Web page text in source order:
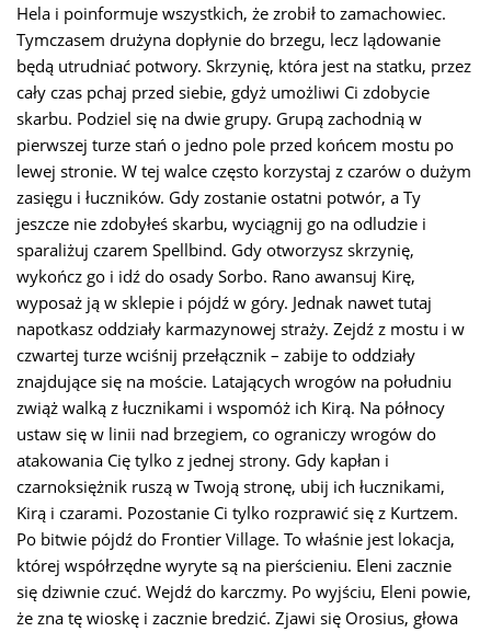
Hela i poinformuje wszystkich, że zrobił to zamachowiec.
Tymczasem drużyna dopłynie do brzegu, lecz lądowanie
będą utrudniać potwory. Skrzynię, która jest na statku, przez
cały czas pchaj przed siebie, gdyż umożliwi Ci zdobycie
skarbu. Podziel się na dwie grupy. Grupą zachodnią w
pierwszej turze stań o jedno pole przed końcem mostu po
lewej stronie. W tej walce często korzystaj z czarów o dużym
zasięgu i łuczników. Gdy zostanie ostatni potwór, a Ty
jeszcze nie zdobyłeś skarbu, wyciągnij go na odludzie i
sparaliżuj czarem Spellbind. Gdy otworzysz skrzynię,
wykończ go i idź do osady Sorbo. Rano awansuj Kirę,
wyposaż ją w sklepie i pójdź w góry. Jednak nawet tutaj
napotkasz oddziały karmazynowej straży. Zejdź z mostu i w
czwartej turze wciśnij przełącznik – zabije to oddziały
znajdujące się na moście. Latających wrogów na południu
zwiąż walką z łucznikami i wspomóż ich Kirą. Na północy
ustaw się w linii nad brzegiem, co ograniczy wrogów do
atakowania Cię tylko z jednej strony. Gdy kapłan i
czarnoksiężnik ruszą w Twoją stronę, ubij ich łucznikami,
Kirą i czarami. Pozostanie Ci tylko rozprawić się z Kurtzem.
Po bitwie pójdź do Frontier Village. To właśnie jest lokacja,
której współrzędne wyryte są na pierścieniu. Eleni zacznie
się dziwnie czuć. Wejdź do karczmy. Po wyjściu, Eleni powie,
że zna tę wioskę i zacznie bredzić. Zjawi się Orosius, głowa